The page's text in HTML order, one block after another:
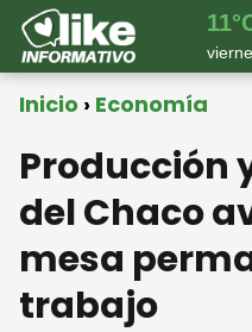
Inicio Economía
Producción
del Chaco
mesa
trabajo